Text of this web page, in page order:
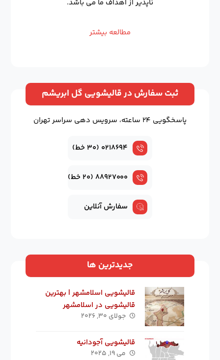
ناپذیر از اهداف ما می باشد.
مطالعه بیشتر
ثبت سفارش در قالیشویی گل ابریشم
پاسخگویی ۲۴ ساعته، سرویس دهی سراسر تهران
۰۲۱۸۶۹۴ (۳۰ خط)
۸۸۹۲۷۰۰۰ (۲۰ خط)
سفارش آنلاین
جدیدترین ها
قالیشویی اسلامشهر | بهترین
قالیشویی در اسلامشهر
جولای ۳۰, ۲۰۲۶
قالیشویی آجودانیه
می ۱۹, ۲۰۲۵